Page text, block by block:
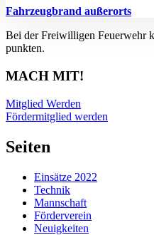
Fahrzeugbrand außerorts
Bei der Freiwilligen Feuerwehr
punkten.
MACH MIT!
Mitglied Werden
Fördermitglied werden
Seiten
Einsätze 2022
Technik
Mannschaft
Förderverein
Neuigkeiten